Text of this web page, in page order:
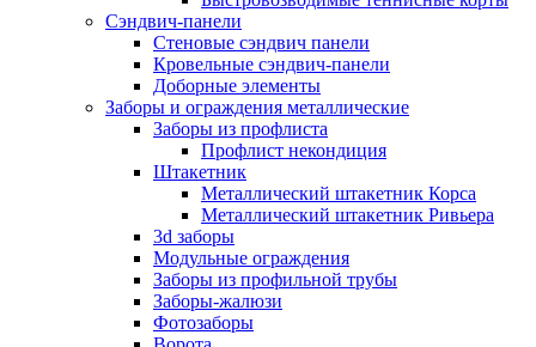
Сэндвич-панели
Стеновые сэндвич панели
Кровельные сэндвич-панели
Доборные элементы
Заборы и ограждения металлические
Заборы из профлиста
Профлист некондиция
Штакетник
Металлический штакетник Корса
Металлический штакетник Ривьера
3d заборы
Модульные ограждения
Заборы из профильной трубы
Заборы-жалюзи
Фотозаборы